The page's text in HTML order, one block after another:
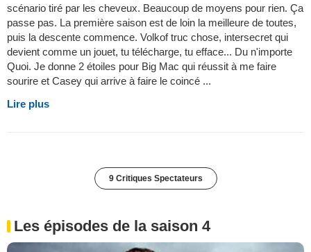
scénario tiré par les cheveux. Beaucoup de moyens pour rien. Ça
passe pas. La première saison est de loin la meilleure de toutes,
puis la descente commence. Volkof truc chose, intersecret qui
devient comme un jouet, tu télécharge, tu efface... Du n'importe
Quoi. Je donne 2 étoiles pour Big Mac qui réussit à me faire
sourire et Casey qui arrive à faire le coincé ...
Lire plus
9 Critiques Spectateurs
Les épisodes de la saison 4